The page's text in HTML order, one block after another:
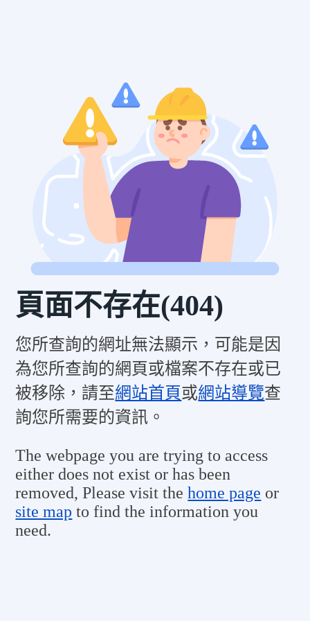
頁面不存在(404)
您所查詢的網址無法顯示，可能是因
為您所查詢的網頁或檔案不存在或已
被移除，請至網站首頁或網站導覽查
詢您所需要的資訊。
The webpage you are trying to access
either does not exist or has been
removed, Please visit thehome page or
site map to find the information you
need.